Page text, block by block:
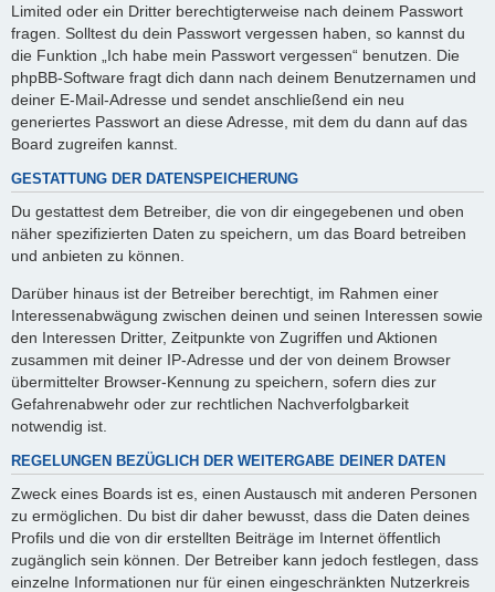
Limited oder ein Dritter berechtigterweise nach deinem Passwort
fragen. Solltest du dein Passwort vergessen haben, so kannst du
die Funktion „Ich habe mein Passwort vergessen“ benutzen. Die
phpBB-Software fragt dich dann nach deinem Benutzernamen und
deiner E-Mail-Adresse und sendet anschließend ein neu
generiertes Passwort an diese Adresse, mit dem du dann auf das
Board zugreifen kannst.
GESTATTUNG DER DATENSPEICHERUNG
Du gestattest dem Betreiber, die von dir eingegebenen und oben
näher spezifizierten Daten zu speichern, um das Board betreiben
und anbieten zu können.
Darüber hinaus ist der Betreiber berechtigt, im Rahmen einer
Interessenabwägung zwischen deinen und seinen Interessen sowie
den Interessen Dritter, Zeitpunkte von Zugriffen und Aktionen
zusammen mit deiner IP-Adresse und der von deinem Browser
übermittelter Browser-Kennung zu speichern, sofern dies zur
Gefahrenabwehr oder zur rechtlichen Nachverfolgbarkeit
notwendig ist.
REGELUNGEN BEZÜGLICH DER WEITERGABE DEINER DATEN
Zweck eines Boards ist es, einen Austausch mit anderen Personen
zu ermöglichen. Du bist dir daher bewusst, dass die Daten deines
Profils und die von dir erstellten Beiträge im Internet öffentlich
zugänglich sein können. Der Betreiber kann jedoch festlegen, dass
einzelne Informationen nur für einen eingeschränkten Nutzerkreis